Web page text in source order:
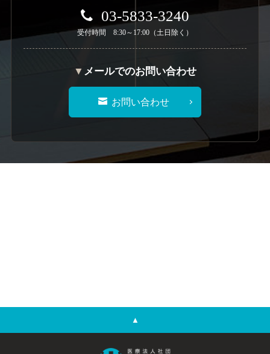
03-5833-3240
受付時間 8:30～17:00（土日除く）
▼ メールでのお問い合わせ
お問い合わせ
▲